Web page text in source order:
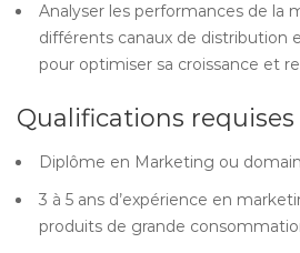
Analyser les performances de la
différents canaux de distribution
pour optimiser sa croissance et
Qualifications requises
Diplôme en Marketing ou
3 à 5 ans d’expérience en
produits de grande